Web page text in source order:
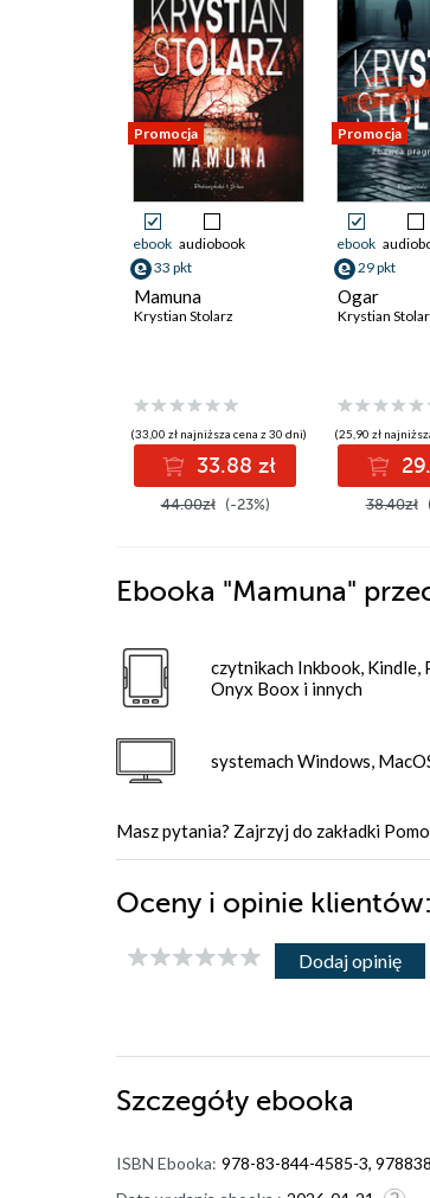
Promocja
ebook audiobook
33 pkt
Mamuna
Krystian Stolarz
(33,00 zł najniższa cena z 30 dni)
33.88 zł
44.00zł (-23%)
Promocja
ebook
29 pkt
Ogar
Krystian
(25,90 zł
38.40zł
Ebooka "Mamuna"
czytnikach Inkbook, Kindle,
Onyx Boox i innych
systemach Windows,
Masz pytania? Zajrzyj do zakładki
Oceny i opinie
Dodaj opinię
Szczegóły ebooka
ISBN Ebooka: 978-83-844-4585-3,